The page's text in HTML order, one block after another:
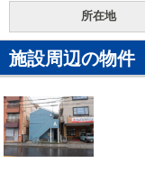
所在地
施設周辺の物件